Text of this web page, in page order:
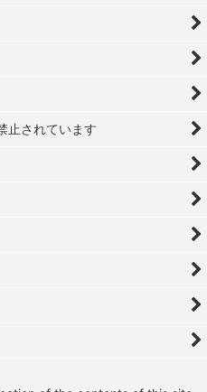
止されています